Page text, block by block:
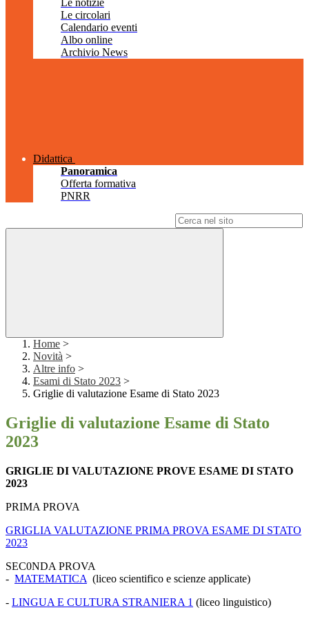
Le notizie
Le circolari
Calendario eventi
Albo online
Archivio News
Didattica
Panoramica
Offerta formativa
PNRR
Home >
Novità >
Altre info >
Esami di Stato 2023 >
Griglie di valutazione Esame di Stato 2023
Griglie di valutazione Esame di Stato
2023
GRIGLIE DI VALUTAZIONE PROVE ESAME DI STATO
2023
PRIMA PROVA
GRIGLIA VALUTAZIONE PRIMA PROVA ESAME DI STATO
2023
SEC0NDA PROVA
- MATEMATICA (liceo scientifico e scienze applicate)
- LINGUA E CULTURA STRANIERA 1 (liceo linguistico)